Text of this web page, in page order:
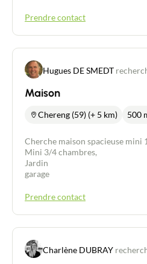
Prendre contact
Hugues DE SMEDT
Maison
Chereng (59) (+ 5 km) 500
Cherche maison spacieuse mini
Mini 3/4 chambres,
Jardin
garage
Prendre contact
Charlène DUBRAY